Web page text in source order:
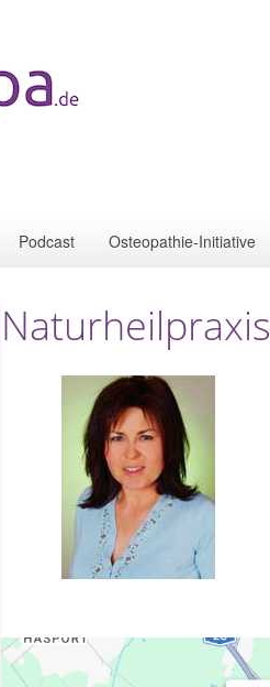
Podcast Osteopathie-Initiative
Naturheilpraxis